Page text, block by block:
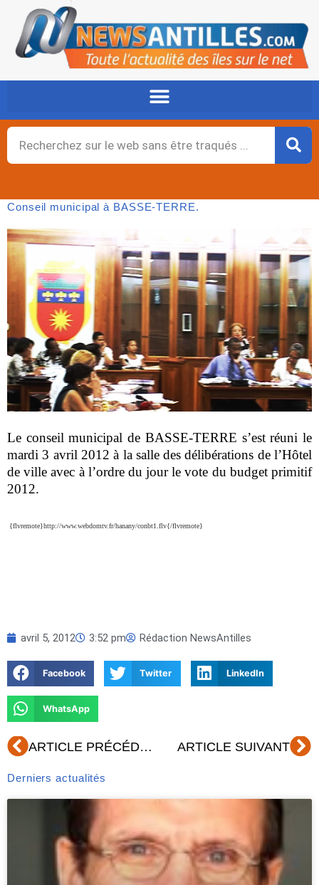
contenu
Rechercher
Conseil municipal à BASSE-TERRE.
Le conseil municipal de BASSE-TERRE s’est réuni le
mardi 3 avril 2012 à la salle des délibérations de l’Hôtel
de ville avec à l’ordre du jour le vote du budget primitif
2012.
{flvremote}http://www.webdomtv.fr/hanany/conbt1.flv{/flvremote}
avril 5, 2012 3:52 pm Rédaction NewsAntilles
Facebook Twitter LinkedIn
WhatsApp
Précédent ARTICLE PRÉCÉDENT ARTICLE SUIVANT
Derniers actualités